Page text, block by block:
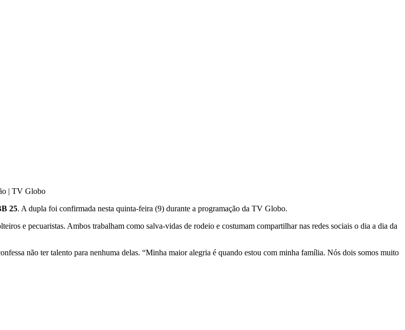
| TV Globo
25. A dupla foi confirmada nesta quinta-feira (9) durante a programação da TV Globo.
e pecuaristas. Ambos trabalham como salva-vidas de rodeio e costumam compartilhar nas redes sociais o dia a dia da
não ter talento para nenhuma delas. “Minha maior alegria é quando estou com minha família. Nós dois somos muito